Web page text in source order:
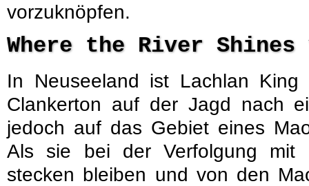
vorzuknöpfen.
Where the River
In Neuseeland ist Lachlan
Clankerton auf der Jagd nach
jedoch auf das Gebiet eines
Als sie bei der Verfolgung mit
stecken bleiben und von den